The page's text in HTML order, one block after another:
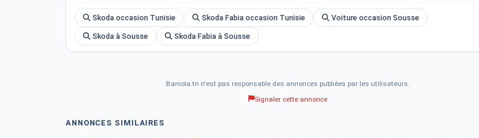
Skoda occasion Tunisie Skoda Fabia occasion Tunisie Voiture occasion Sousse
Skoda à Sousse Skoda Fabia à Sousse
Baniola.tn n'est pas responsable des annonces publiées par les utilisateurs.
Signaler cette annonce
ANNONCES SIMILAIRES